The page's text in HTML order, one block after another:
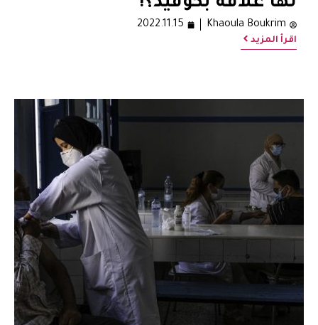
Khaoula Boukrim
2022.11.15
اقرأ المزيد